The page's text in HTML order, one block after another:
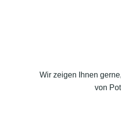
Wir zeigen Ihnen
von